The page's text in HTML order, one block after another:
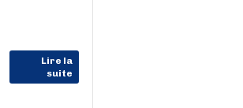
Lire la
suite